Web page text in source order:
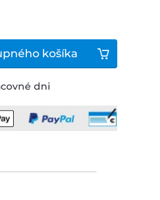
dni
košíka